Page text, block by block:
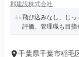
郡建設株式会社
飛び込みなし、じっ
評価、管理職も目指
千葉県千葉市稲毛